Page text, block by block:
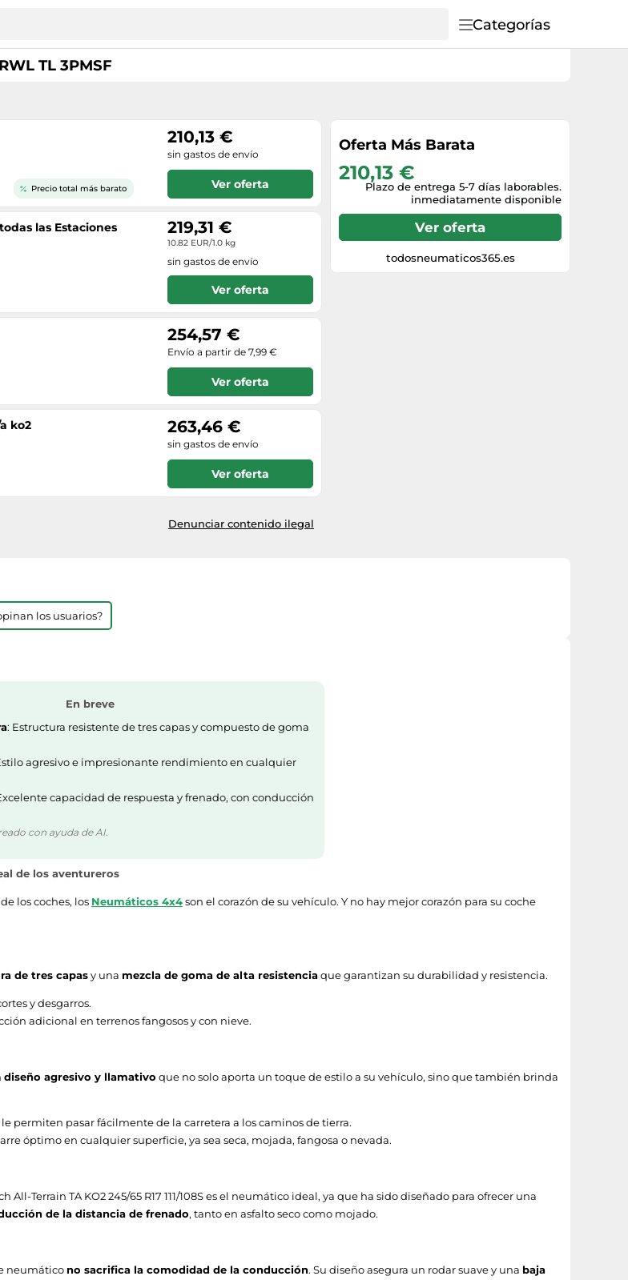
Categorías
TL 3PMSF
Precio total más barato
210,13 €
sin gastos de envío
Ver oferta
las Estaciones 219,31 €
10.82 EUR/1.0 kg
sin gastos de envío
Ver oferta
254,57 €
Envío a partir de 7,99 €
Ver oferta
ko2 263,46 €
sin gastos de envío
Ver oferta
Denunciar contenido ilegal
Oferta Más Barata
210,13 €
Plazo de entrega 5-7 días laborables.
inmediatamente disponible
Ver oferta
todosneumaticos365.es
los usuarios?
En breve
: Estructura resistente de tres capas y compuesto de goma
agresivo e impresionante rendimiento en cualquier
capacidad de respuesta y frenado, con conducción
con ayuda de AI.
de los aventureros
los coches, los Neumáticos 4x4son el corazón de su vehículo. Y no hay mejor corazón para su coche
de tres capasy una mezcla de goma de alta resistenciaque garantizan su durabilidad y resistencia.
y desgarros.
adicional en terrenos fangosos y con nieve.
diseño agresivo y llamativo que no solo aporta un toque de estilo a su vehículo, sino que también brinda
le permiten pasar fácilmente de la carretera a los caminos de tierra.
óptimo en cualquier superficie, ya sea seca, mojada, fangosa o nevada.
All-Terrain TA KO2 245/65 R17 111/108S es el neumático ideal, ya que ha sido diseñado para ofrecer una
de la distancia de frenado, tanto en asfalto seco como mojado.
neumático no sacrifica la comodidad de la conducción. Su diseño asegura un rodar suave y una baja